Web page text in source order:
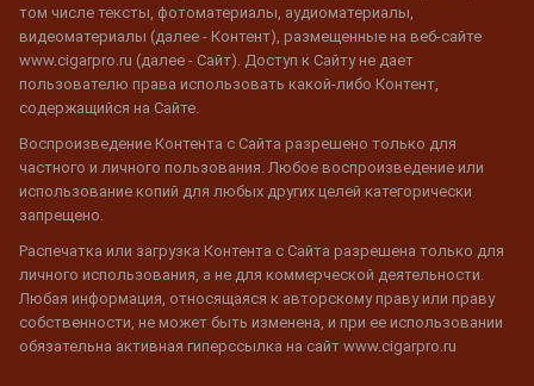
том числе тексты, фотоматериалы, аудиоматериалы,
видеоматериалы (далее - Контент), размещенные на веб-сайте
www.cigarpro.ru (далее - Сайт). Доступ к Сайту не дает
пользователю права использовать какой-либо Контент,
содержащийся на Сайте.
Воспроизведение Контента с Сайта разрешено только для
частного и личного пользования. Любое воспроизведение или
использование копий для любых других целей категорически
запрещено.
Распечатка или загрузка Контента с Сайта разрешена только для
личного использования, а не для коммерческой деятельности.
Любая информация, относящаяся к авторскому праву или праву
собственности, не может быть изменена, и при ее использовании
обязательна активная гиперссылка на сайт www.cigarpro.ru